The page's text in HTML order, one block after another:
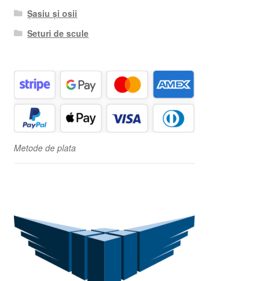
Șasiu și osii
Seturi de scule
Metode de plata